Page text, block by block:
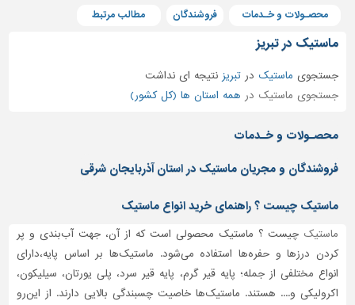
و
پنجره
ساختمانی
نرده
و
حفاظ
کفپوش
سنگ
سرویس
محصـولات و خـدمات فروشندگان مطالب مرتبط
ماستیک در تبریز
جستجوی ماستیک درتبریز نتیجه ای نداشت
جستجوی ماستیک در همه استان ها (کل کشور)
محصـولات و خـدمات
فروشندگان و مجریان ماستیک در استان آذربایجان شرقی
ماستیک چیست ؟ راهنمای خرید انواع ماستیک
ماستیک چیست ؟ ماستیک محصولی است که از آن، جهت آب‌بندی و پر
کردن درزها و حفره‌ها استفاده می‌شود. ماستیک‌ها بر اساس پایه،دارای
انواع مختلفی از جمله؛ پایه قیر گرم، پایه قیر سرد، پلی یورتان، سیلیکون،
اکرولیکی و.... هستند. ماستیک‌ها خاصیت چسبندگی بالایی دارند. از این‌رو